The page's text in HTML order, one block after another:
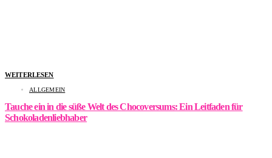
WEITERLESEN
ALLGEMEIN
Tauche ein in die süße Welt des Chocoversums: Ein Leitfaden für
Schokoladenliebhaber